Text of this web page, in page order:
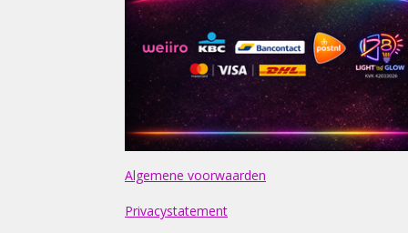
Algemene voorwaarden
Privacystatement